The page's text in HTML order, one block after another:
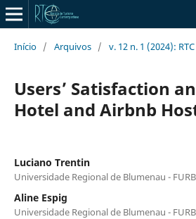
Início / Arquivos / v. 12 n. 1 (2024): RTC
Users’ Satisfaction
Hotel and Airbnb
Luciano Trentin
Universidade Regional de Blumenau - FURB
Aline Espig
Universidade Regional de Blumenau - FURB